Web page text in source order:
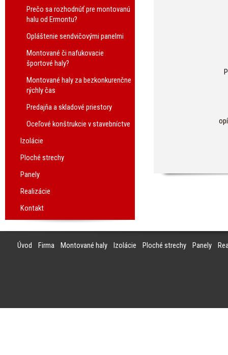
Prečo sa rozhodnúť pre montovanú
halu od Ermontu?
Opláštenie sendvičovými panelmi
Montované či nafukovacie
športové haly?
Montované haly za bezkonkurenčne
rýchly čas
Predajňa a skladové priestory
Oceľové konštrukcie v stavebníctve
Izolácie
Ploché strechy
Panely
Realizácie
Kontakt
Úvod Firma Montované haly Izolácie Ploché strechy Panely